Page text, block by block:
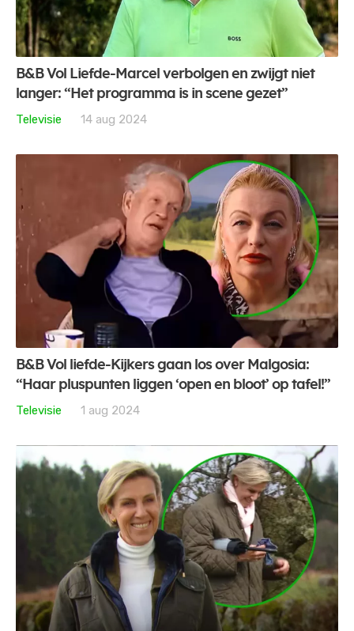
B&B Vol Liefde-Marcel verbolgen en zwijgt niet
langer: “Het programma is in scene gezet”
Televisie
14 aug 2024
B&B Vol liefde-Kijkers gaan los over Malgosia:
“Haar pluspunten liggen ‘open en bloot’ op tafel!”
Televisie
1 aug 2024